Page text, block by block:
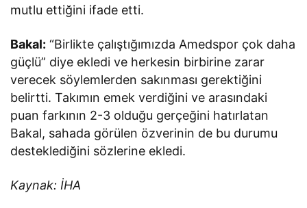
mutlu ettiğini ifade etti.
Bakal: “Birlikte çalıştığımızda Amedspor çok daha
güçlü” diye ekledi ve herkesin birbirine zarar
verecek söylemlerden sakınması gerektiğini
belirtti. Takımın emek verdiğini ve arasındaki
puan farkının 2-3 olduğu gerçeğini hatırlatan
Bakal, sahada görülen özverinin de bu durumu
desteklediğini sözlerine ekledi.
Kaynak: İHA